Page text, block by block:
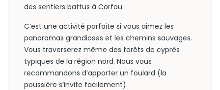
des sentiers battus à Corfou.
C’est une activité parfaite si vous aimez les
panoramas grandioses et les chemins sauvages.
Vous traverserez même des forêts de cyprès
typiques de la région nord. Nous vous
recommandons d’apporter un foulard (la
poussière s’invite facilement).